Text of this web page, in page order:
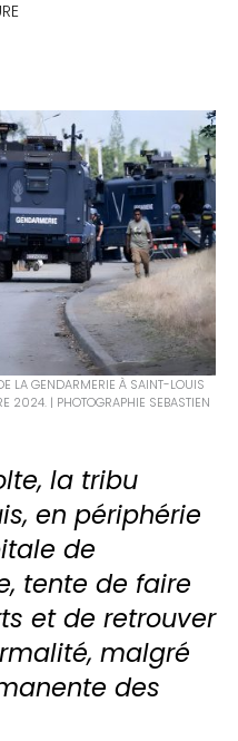
LA GENDARMERIE À SAINT-LOUIS
2024. | PHOTOGRAPHIE SEBASTIEN
la tribu
en périphérie
de
tente de faire
et de retrouver
malgré
des